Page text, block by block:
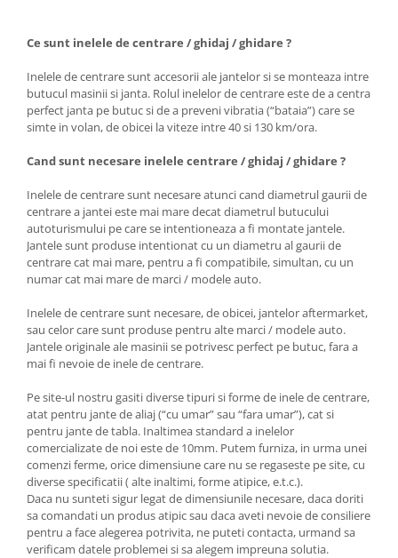
Ce sunt inelele de centrare / ghidaj / ghidare ?
Inelele de centrare sunt accesorii ale jantelor si se monteaza intre
butucul masinii si janta. Rolul inelelor de centrare este de a centra
perfect janta pe butuc si de a preveni vibratia (“bataia”) care se
simte in volan, de obicei la viteze intre 40 si 130 km/ora.
Cand sunt necesare inelele centrare / ghidaj / ghidare ?
Inelele de centrare sunt necesare atunci cand diametrul gaurii de
centrare a jantei este mai mare decat diametrul butucului
autoturismului pe care se intentioneaza a fi montate jantele.
Jantele sunt produse intentionat cu un diametru al gaurii de
centrare cat mai mare, pentru a fi compatibile, simultan, cu un
numar cat mai mare de marci / modele auto.
Inelele de centrare sunt necesare, de obicei, jantelor aftermarket,
sau celor care sunt produse pentru alte marci / modele auto.
Jantele originale ale masinii se potrivesc perfect pe butuc, fara a
mai fi nevoie de inele de centrare.
Pe site-ul nostru gasiti diverse tipuri si forme de inele de centrare,
atat pentru jante de aliaj (“cu umar” sau “fara umar”), cat si
pentru jante de tabla. Inaltimea standard a inelelor
comercializate de noi este de 10mm. Putem furniza, in urma unei
comenzi ferme, orice dimensiune care nu se regaseste pe site, cu
diverse specificatii ( alte inaltimi, forme atipice, e.t.c.).
Daca nu sunteti sigur legat de dimensiunile necesare, daca doriti
sa comandati un produs atipic sau daca aveti nevoie de consiliere
pentru a face alegerea potrivita, ne puteti contacta, urmand sa
verificam datele problemei si sa alegem impreuna solutia.